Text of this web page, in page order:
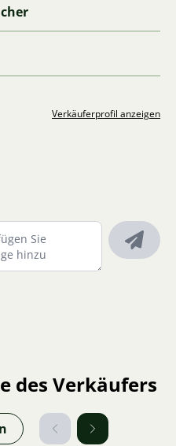
Verkäuferprofil anzeigen
des Verkäufers